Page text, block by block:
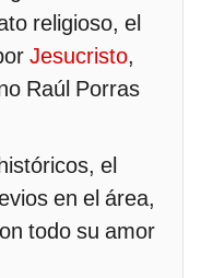
religioso, el
Jesucristo,
Raúl Porras
el
en el área,
todo su amor